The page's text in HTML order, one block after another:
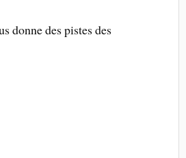
donne des pistes des